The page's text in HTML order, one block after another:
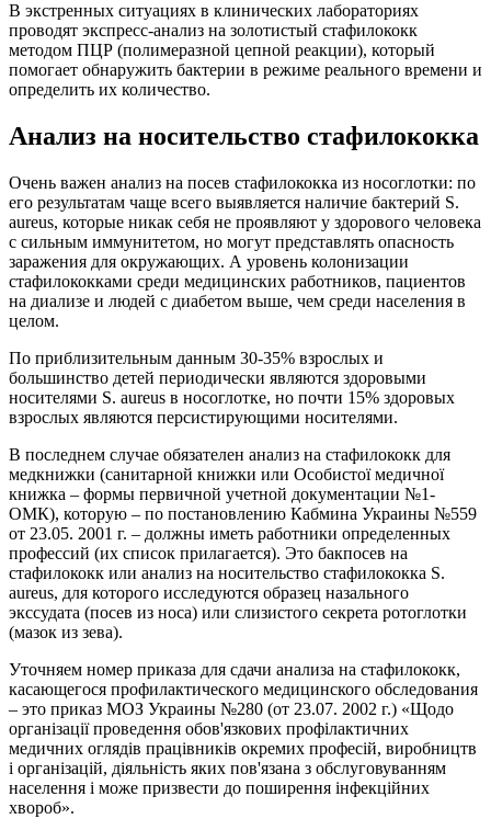
В экстренных ситуациях в клинических лабораториях
проводят экспресс-анализ на золотистый стафилококк
методом ПЦР (полимеразной цепной реакции), который
помогает обнаружить бактерии в режиме реального времени и
определить их количество.
Анализ на носительство стафилококка
Очень важен анализ на посев стафилококка из носоглотки: по
его результатам чаще всего выявляется наличие бактерий S.
aureus, которые никак себя не проявляют у здорового человека
с сильным иммунитетом, но могут представлять опасность
заражения для окружающих. А уровень колонизации
стафилококками среди медицинских работников, пациентов
на диализе и людей с диабетом выше, чем среди населения в
целом.
По приблизительным данным 30-35% взрослых и
большинство детей периодически являются здоровыми
носителями S. aureus в носоглотке, но почти 15% здоровых
взрослых являются персистирующими носителями.
В последнем случае обязателен анализ на стафилококк для
медкнижки (санитарной книжки или Особистої медичної
книжка – формы первичной учетной документации №1-
ОМК), которую – по постановлению Кабмина Украины №559
от 23.05. 2001 г. – должны иметь работники определенных
профессий (их список прилагается). Это бакпосев на
стафилококк или анализ на носительство стафилококка S.
aureus, для которого исследуются образец назального
экссудата (посев из носа) или слизистого секрета ротоглотки
(мазок из зева).
Уточняем номер приказа для сдачи анализа на стафилококк,
касающегося профилактического медицинского обследования
– это приказ МОЗ Украины №280 (от 23.07. 2002 г.) «Щодо
організації проведення обов'язкових профілактичних
медичних оглядів працівників окремих професій, виробництв
і організацій, діяльність яких пов'язана з обслуговуванням
населення і може призвести до поширення інфекційних
хвороб».